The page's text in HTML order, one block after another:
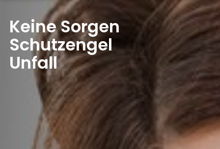
Keine Sorgen
Schutzengel
Unfall